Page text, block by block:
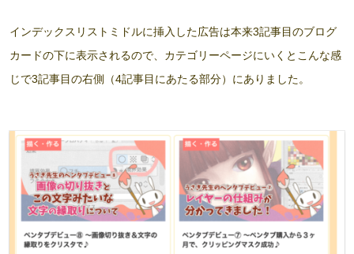
インデックスリストミドルに挿入した広告は本来3記事目のブログ
カードの下に表示されるので、カテゴリーページにいくとこんな感
じで3記事目の右側（4記事目にあたる部分）にありました。